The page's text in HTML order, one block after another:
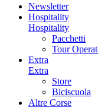
Newsletter
Hospitality
Hospitality
Pacchetti
Tour
Extra
Extra
Store
Biciscuola
Altre Corse